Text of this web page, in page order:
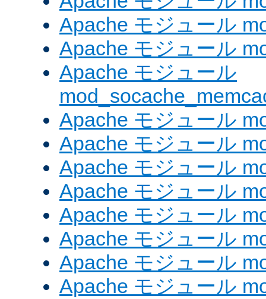
Apache モジュール
Apache モジュール
Apache モジュール
Apache モジュール
Apache モジュール
Apache モジュール
Apache モジュール
Apache モジュール
Apache モジュール
Apache モジュール
Apache モジュール